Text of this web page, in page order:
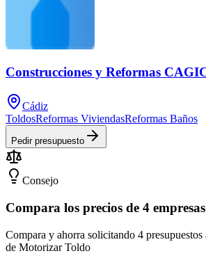
Construcciones y Reformas
Cádiz
ToldosReformas ViviendasReformas Baños
Pedir presupuesto
Consejo
Compara los precios de 4 empresas
Compara y ahorra solicitando 4 presupuestos
de Motorizar Toldo